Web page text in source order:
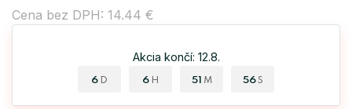
Cena bez DPH: 14.44 €
Akcia končí: 12.8.
6 D 6 H 51 M 56 S